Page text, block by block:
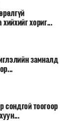
хориг...
замналд
тоогоор